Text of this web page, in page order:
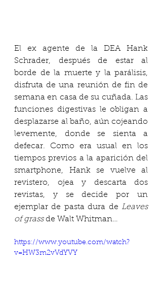
El ex agente de la DEA Hank
Schrader, después de estar al
borde de la muerte y la parálisis,
disfruta de una reunión de fin de
semana en casa de su cuñada. Las
funciones digestivas le obligan a
desplazarse al baño, aún cojeando
levemente, donde se sienta a
defecar. Como era usual en los
tiempos previos a la aparición del
smartphone, Hank se vuelve al
revistero, ojea y descarta dos
revistas, y se decide por un
ejemplar de pasta dura de Leaves
of grass de Walt Whitman…
https://www.youtube.com/watch?
v=HW3m2vVdYVY